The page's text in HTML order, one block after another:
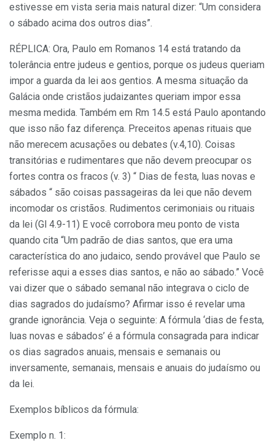
estivesse em vista seria mais natural dizer: “Um considera
o sábado acima dos outros dias”.
RÉPLICA: Ora, Paulo em Romanos 14 está tratando da
tolerância entre judeus e gentios, porque os judeus queriam
impor a guarda da lei aos gentios. A mesma situação da
Galácia onde cristãos judaizantes queriam impor essa
mesma medida. Também em Rm 14.5 está Paulo apontando
que isso não faz diferença. Preceitos apenas rituais que
não merecem acusações ou debates (v.4,10). Coisas
transitórias e rudimentares que não devem preocupar os
fortes contra os fracos (v. 3) “ Dias de festa, luas novas e
sábados “ são coisas passageiras da lei que não devem
incomodar os cristãos. Rudimentos cerimoniais ou rituais
da lei (Gl 4.9-11) E você corrobora meu ponto de vista
quando cita “Um padrão de dias santos, que era uma
característica do ano judaico, sendo provável que Paulo se
referisse aqui a esses dias santos, e não ao sábado.” Você
vai dizer que o sábado semanal não integrava o ciclo de
dias sagrados do judaísmo? Afirmar isso é revelar uma
grande ignorância. Veja o seguinte: A fórmula ‘dias de festa,
luas novas e sábados’ é a fórmula consagrada para indicar
os dias sagrados anuais, mensais e semanais ou
inversamente, semanais, mensais e anuais do judaísmo ou
da lei.
Exemplos bíblicos da fórmula:
Exemplo n. 1: